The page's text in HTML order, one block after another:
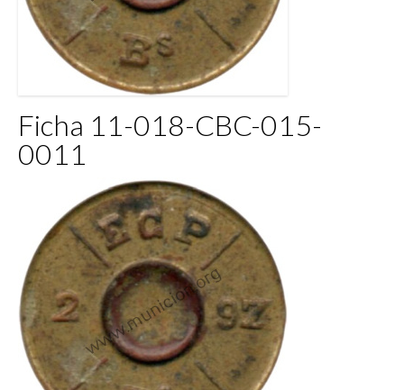
Ficha 11-018-CBC-015-
0011